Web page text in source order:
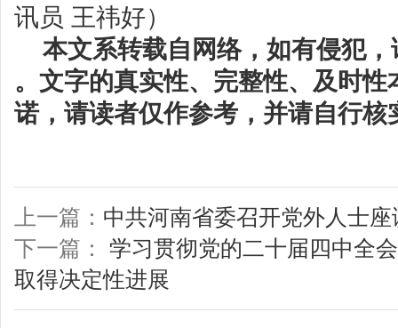
讯员 王祎好）
本文系转载自网络，如有侵犯
。文字的真实性、完整性、及时
诺，请读者仅作参考，并请自行核
上一篇： 中共河南省委召开党外人士座
下一篇： 学习贯彻党的二十届四中全
取得决定性进展